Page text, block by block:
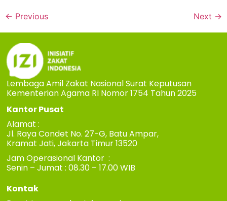
← Previous Next →
Lembaga Amil Zakat Nasional Surat Keputusan
Kementerian Agama RI Nomor 1754 Tahun 2025
Kantor Pusat
Alamat :
Jl. Raya Condet No. 27-G, Batu Ampar,
Kramat Jati, Jakarta Timur 13520
Jam Operasional Kantor :
Senin – Jumat : 08.30 – 17.00 WIB
Kontak